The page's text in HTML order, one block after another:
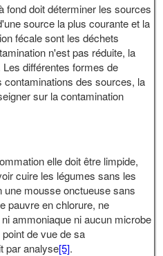
fond doit déterminer les sources
source la plus courante et la
fécale sont les déchets
n'est pas réduite, la
différentes formes de
contaminations des sources, la
sur la contamination
elle doit être limpide,
cuire les légumes sans les
une mousse onctueuse sans
pauvre en chlorure, ne
ammoniaque ni aucun microbe
de vue de sa
par analyse[5].